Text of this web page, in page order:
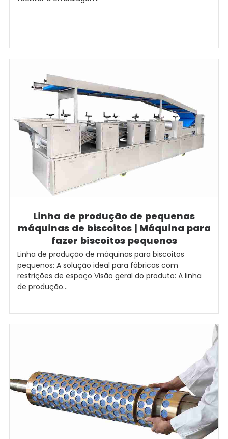
Linha de produção de pequenas
máquinas de biscoitos | Máquina para
fazer biscoitos pequenos
Linha de produção de máquinas para biscoitos
pequenos: A solução ideal para fábricas com
restrições de espaço Visão geral do produto: A linha
de produção...